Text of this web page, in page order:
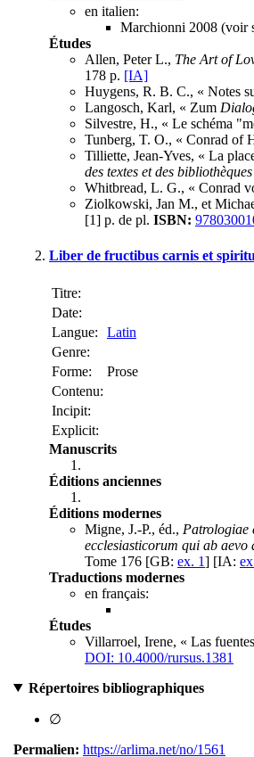
en italien:
Marchionni 2008 (voir
Études
Allen, Peter L., The Art of
178 p. [IA]
Huygens, R. B. C., « Notes
Langosch, Karl, « Zum
Silvestre, H., « Le schéma
Tunberg, T. O., « Conrad of
Tilliette, Jean-Yves, « La
des textes et des
Whitbread, L. G., « Conrad
Ziolkowski, Jan M., et
[1] p. de pl. ISBN:
Liber de fructibus carnis et
Titre:
Date:
Langue:
Latin
Genre:
Forme:
Prose
Contenu:
Incipit:
Explicit:
Manuscrits
Éditions anciennes
Éditions modernes
Migne, J.-P., éd., Patrologiae
ecclesiasticorum qui ab
Tome 176 [GB: ex. 1] [IA:
Traductions modernes
en français:
Études
Villarroel, Irene, « Las
DOI: 10.4000/rursus.1381
Répertoires bibliographiques
∅
Permalien: https://arlima.net/no/1561